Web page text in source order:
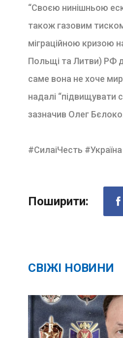
“Своєю нинішньою
також газовим
міграційною кризою
Польщі та Литви) РФ
саме вона не хоче
надалі “підвищувати
зазначив Олег
#СилаіЧесть
Поширити:
СВІЖІ НОВИНИ